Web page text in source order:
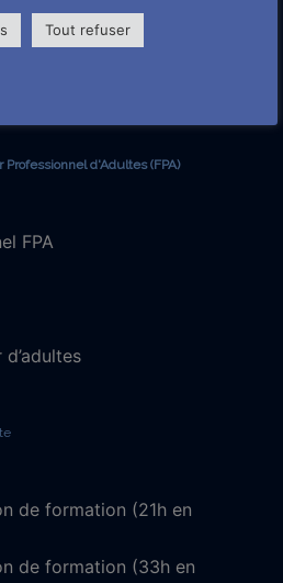
d'Adultes (FPA)
FPA
de formation (21h en
de formation (33h en
Tout refuser